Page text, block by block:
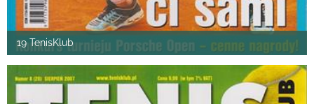
19 TenisKlub